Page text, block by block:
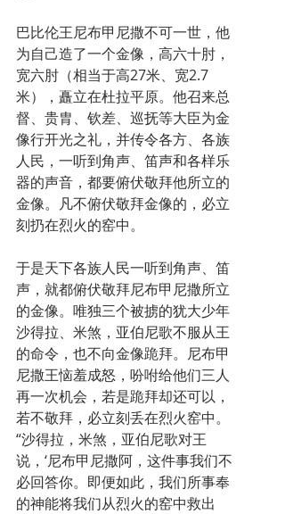
巴比伦王尼布甲尼撒不可一世，他
为自己造了一个金像，高六十肘，
宽六肘（相当于高27米、宽2.7
米），矗立在杜拉平原。他召来总
督、贵胄、钦差、巡抚等大臣为金
像行开光之礼，并传令各方、各族
人民，一听到角声、笛声和各样乐
器的声音，都要俯伏敬拜他所立的
金像。凡不俯伏敬拜金像的，必立
刻扔在烈火的窑中。
于是天下各族人民一听到角声、笛
声，就都俯伏敬拜尼布甲尼撒所立
的金像。唯独三个被掳的犹大少年
沙得拉、米煞，亚伯尼歌不服从王
的命令，也不向金像跪拜。尼布甲
尼撒王恼羞成怒，吩咐给他们三人
再一次机会，若是跪拜却还可以，
若不敬拜，必立刻丢在烈火窑中。
“沙得拉，米煞，亚伯尼歌对王
说，‘尼布甲尼撒阿，这件事我们不
必回答你。即便如此，我们所事奉
的神能将我们从烈火的窑中救出